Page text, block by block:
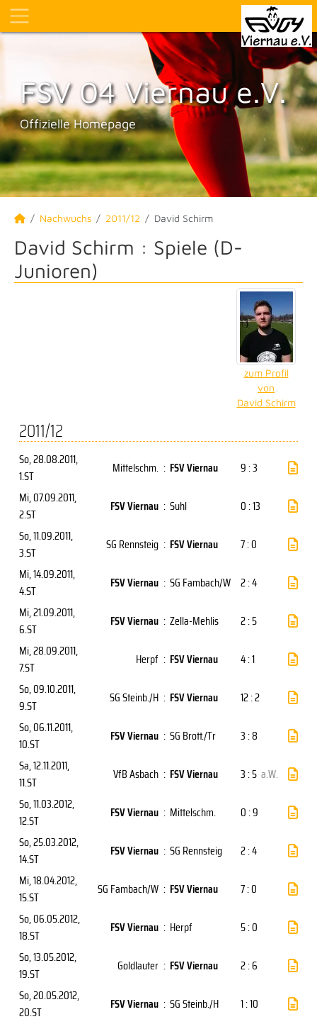
FSV 04 Viernau e.V.
Offizielle Homepage
Nachwuchs 2011/12 David Schirm
David Schirm : Spiele (D-
Junioren)
zum Profil
von
David Schirm
2011/12
So, 28.08.2011,
1.ST
Mittelschm. : FSV Viernau
9 : 3
Mi, 07.09.2011,
2.ST
FSV Viernau : Suhl
0 : 13
So, 11.09.2011,
3.ST
SG Rennsteig : FSV Viernau
7 : 0
Mi, 14.09.2011,
4.ST
FSV Viernau : SG Fambach/W 2 : 4
Mi, 21.09.2011,
6.ST
FSV Viernau : Zella-Mehlis
2 : 5
Mi, 28.09.2011,
7.ST
Herpf : FSV Viernau
4 : 1
So, 09.10.2011,
9.ST
SG Steinb./H : FSV Viernau
12 : 2
So, 06.11.2011,
10.ST
FSV Viernau : SG Brott./Tr
3 : 8
Sa, 12.11.2011,
11.ST
VfB Asbach : FSV Viernau 3 : 5 a.W.
So, 11.03.2012,
12.ST
FSV Viernau : Mittelschm.
0 : 9
So, 25.03.2012,
14.ST
FSV Viernau : SG Rennsteig
2 : 4
Mi, 18.04.2012,
15.ST
SG Fambach/W : FSV Viernau
7 : 0
So, 06.05.2012,
18.ST
FSV Viernau : Herpf
5 : 0
So, 13.05.2012,
19.ST
Goldlauter : FSV Viernau
2 : 6
So, 20.05.2012,
20.ST
FSV Viernau : SG Steinb./H
1 : 10